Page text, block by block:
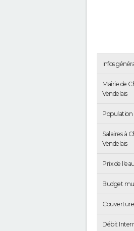
Infos
Mairie de
Vendelais
Population
Salaires à
Vendelais
Prix de l'eau
Budget
Débit